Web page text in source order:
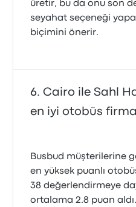
üretir, bu da onu son
seyahat seçeneği
biçimini önerir.
Cairo ile Sahl
en iyi otobüs
Busbud müşterilerine
en yüksek puanlı
38 değerlendirmeye
ortalama 2.8 puan aldı.